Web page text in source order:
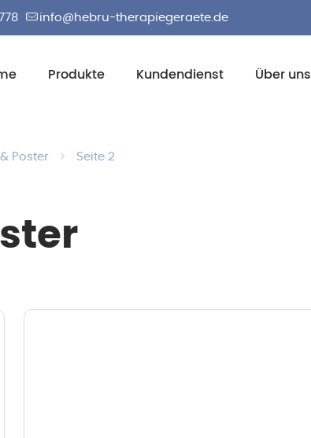
info@hebru-therapiegeraete.de
Produkte Kundendienst Über uns
Poster Seite 2